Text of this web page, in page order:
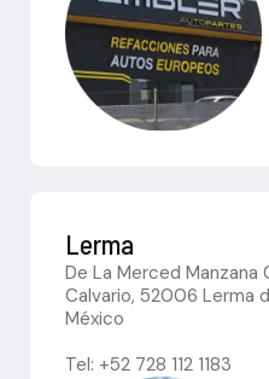
Lerma
De La Merced
Calvario, 52006 Lerma
México
Tel: +52 728 112 1183